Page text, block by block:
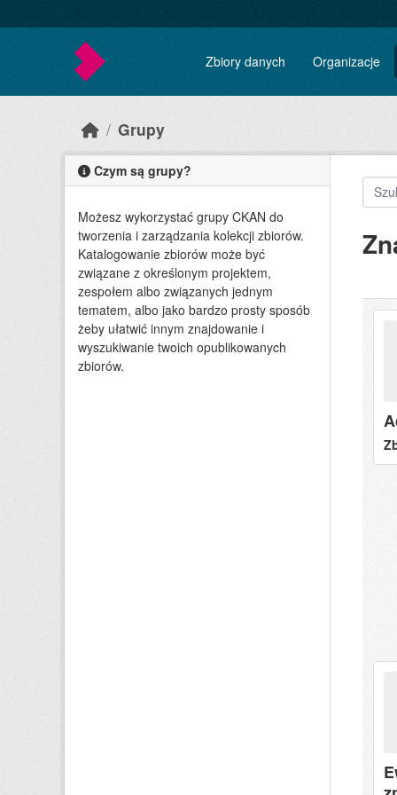
Zbiory danych Organizacje
Grupy
Czym są grupy?
Możesz wykorzystać grupy CKAN do
tworzenia i zarządzania kolekcji zbiorów.
Katalogowanie zbiorów może być
związane z określonym projektem,
zespołem albo związanych jednym
tematem, albo jako bardzo prosty sposób
żeby ułatwić innym znajdowanie i
wyszukiwanie twoich opublikowanych
zbiorów.